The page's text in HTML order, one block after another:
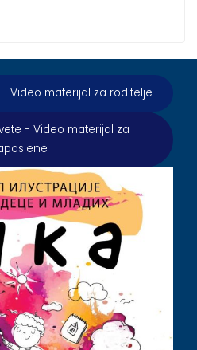
Video materijal za roditelje
- Video materijal za